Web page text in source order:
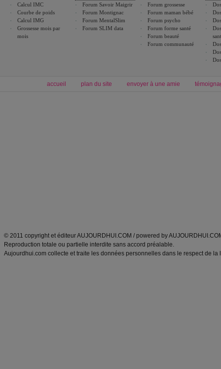
Calcul IMC
Courbe de poids
Calcul IMG
Grossesse mois par
mois
Forum Savoir Maigrir
Forum Montignac
Forum MentalSlim
Forum SLIM data
Forum grossesse
Forum maman bébé
Forum psycho
Forum forme santé
Forum beauté
Forum communauté
accueil plan du site envoyer à une amie
© 2011 copyright et éditeur AUJOURDHUI.COM / powered by
Reproduction totale ou partielle interdite sans accord préalable.
Aujourdhui.com collecte et traite les données personnelles dans le respect de